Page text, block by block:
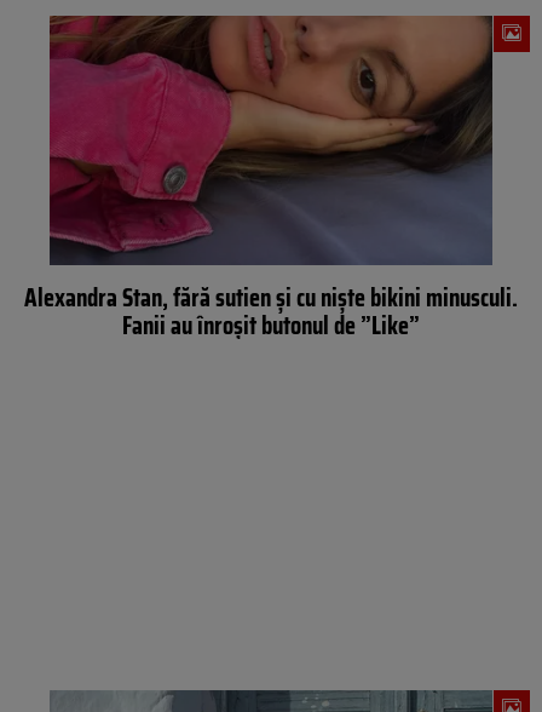
Alexandra Stan, fără sutien şi cu nişte bikini minusculi.
Fanii au înroşit butonul de ”Like”